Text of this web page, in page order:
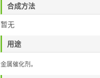
合成方法
暂无
用途
金属催化剂。